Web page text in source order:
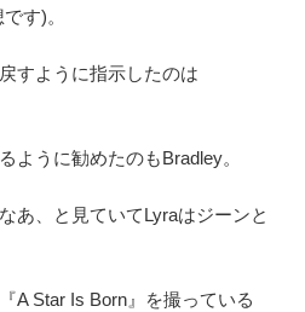
す)。
すように指示したのは
ように勧めたのもBradley。
あ、と見ていてLyraはジーンと
A Star Is Born』を撮っている